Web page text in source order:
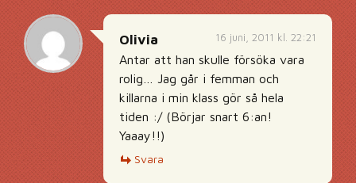
16 juni, 2011 kl. 22:21
Olivia
Antar att han skulle försöka vara
rolig… Jag går i femman och
killarna i min klass gör så hela
tiden :/ (Börjar snart 6:an!
Yaaay!!)
Svara